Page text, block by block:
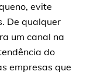
evite
De qualquer
um canal na
do
empresas que